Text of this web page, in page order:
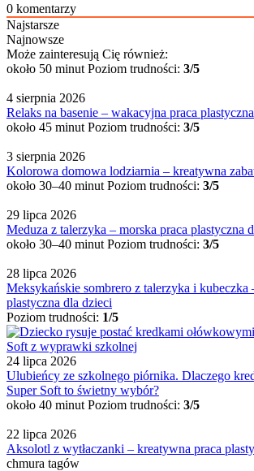
0 komentarzy
Najstarsze
Najnowsze
Może zainteresują Cię również:
około 50 minut Poziom trudności: 3/5
4 sierpnia 2026
Relaks na basenie – wakacyjna praca
około 45 minut Poziom trudności: 3/5
3 sierpnia 2026
Kolorowa domowa lodziarnia – kreatywna
około 30–40 minut Poziom trudności: 3/5
29 lipca 2026
Meduza z talerzyka – morska praca plastyczna
około 30–40 minut Poziom trudności: 3/5
28 lipca 2026
Meksykańskie sombrero z talerzyka i kubeczka
plastyczna dla dzieci
Poziom trudności: 1/5
24 lipca 2026
Ulubieńcy ze szkolnego piórnika. Dlaczego
Super Soft to świetny wybór?
około 40 minut Poziom trudności: 3/5
22 lipca 2026
Aksolotl z wytłaczanki – kreatywna praca
chmura tagów